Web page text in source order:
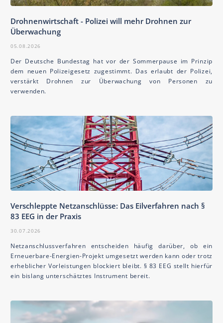
Drohnenwirtschaft - Polizei will mehr Drohnen zur
Überwachung
05.08.2026
Der Deutsche Bundestag hat vor der Sommerpause im Prinzip
dem neuen Polizeigesetz zugestimmt. Das erlaubt der Polizei,
verstärkt Drohnen zur Überwachung von Personen zu
verwenden.
Verschleppte Netzanschlüsse: Das Eilverfahren nach §
83 EEG in der Praxis
30.07.2026
Netzanschlussverfahren entscheiden häufig darüber, ob ein
Erneuerbare-Energien-Projekt umgesetzt werden kann oder trotz
erheblicher Vorleistungen blockiert bleibt. § 83 EEG stellt hierfür
ein bislang unterschätztes Instrument bereit.